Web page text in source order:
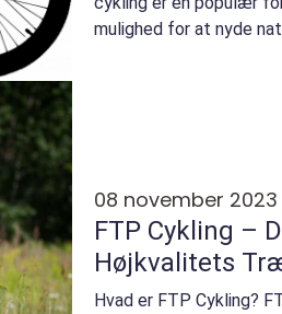
mulighed for at nyde
08 november 2023
FTP Cykling –
Højkvalitets
Hvad er FTP Cykling?